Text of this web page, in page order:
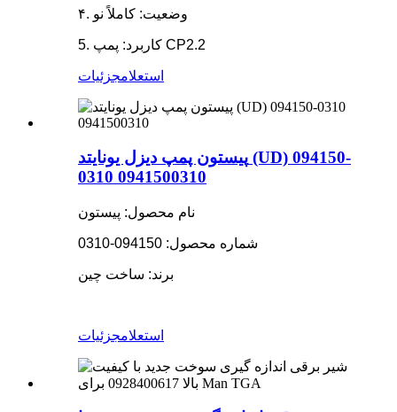
۴. وضعیت: کاملاً نو
5. کاربرد: پمپ CP2.2
استعلامجزئیات
پیستون پمپ دیزل یونایتد (UD) 094150-
0310 0941500310
نام محصول: پیستون
شماره محصول: 094150-0310
برند: ساخت چین
استعلامجزئیات